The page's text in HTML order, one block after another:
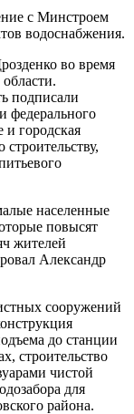
с Минстроем
водоснабжения.
во время
подписали
федерального
и городская
населенные
повысят
жителей
Александр
сооружений
до станции
строительство
чистой
для
района.